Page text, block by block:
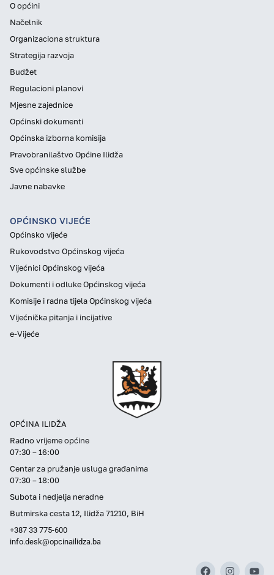
OPĆINA ILIDŽA
Radno vrijeme općine
07:30 – 16:00
Centar za pružanje usluga građanima
07:30 – 18:00
Subota i nedjelja neradne
Butmirska cesta 12, Ilidža 71210, BiH
+387 33 775-600
info.desk@opcinailidza.ba
O općini
Načelnik
Organizaciona struktura
Strategija razvoja
Budžet
Regulacioni planovi
Mjesne zajednice
Općinski dokumenti
Općinska izborna komisija
Pravobranilaštvo Općine Ilidža
Sve općinske službe
Javne nabavke
OPĆINSKO VIJEĆE
Općinsko vijeće
Rukovodstvo Općinskog vijeća
Vijećnici Općinskog vijeća
Dokumenti i odluke Općinskog vijeća
Komisije i radna tijela Općinskog vijeća
Vijećnička pitanja i incijative
e-Vijeće